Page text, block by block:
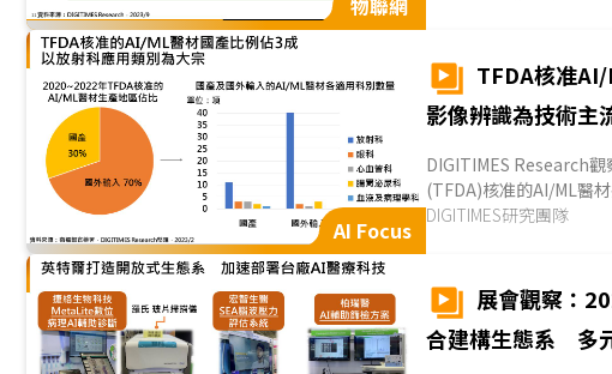
物聯網
AI Focus
TFDA核准
影像辨識為技術主
DIGITIMES Research
(TFDA)核准的AI/ML醫
佔醫療數據比重最多...
DIGITIMES研究團隊
展會觀察：
合建構生態系 多